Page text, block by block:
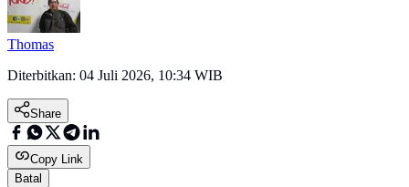
Thomas
Diterbitkan: 04 Juli 2026, 10:34 WIB
Share
Copy Link
Batal